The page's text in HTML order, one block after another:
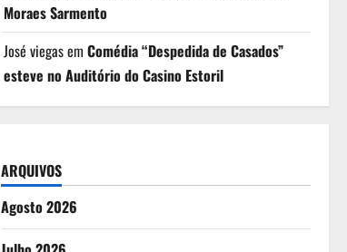
Moraes Sarmento
José viegasem Comédia “Despedida de Casados”
esteve no Auditório do Casino Estoril
ARQUIVOS
Agosto 2026